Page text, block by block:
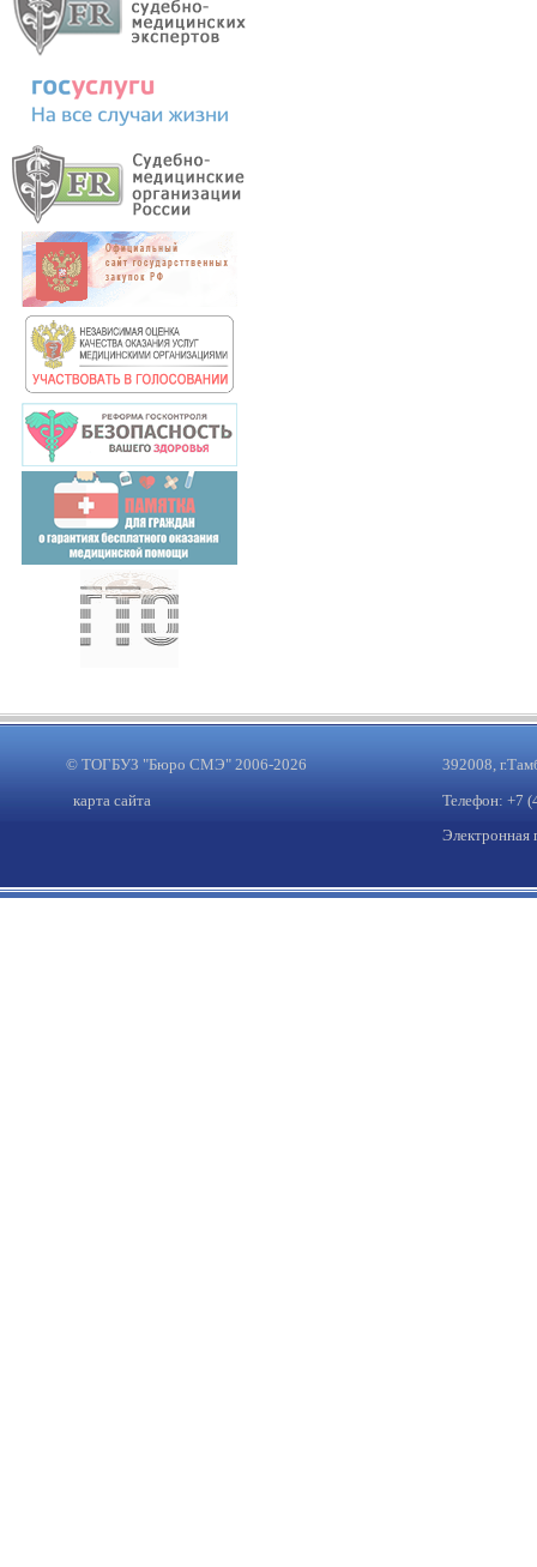
© ТОГБУЗ "Бюро СМЭ" 2006-2026
карта сайта
392008,
Телефон: +7
Электронная